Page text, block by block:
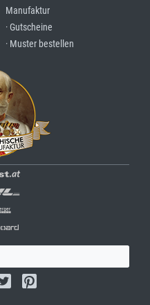
Manufaktur
· Gutscheine
· Muster bestellen